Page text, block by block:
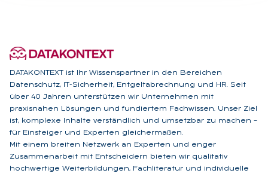
DATAKONTEXT ist Ihr Wissenspartner in den Bereichen
Datenschutz, IT-Sicherheit, Entgeltabrechnung und HR. Seit
über 40 Jahren unterstützen wir Unternehmen mit
praxisnahen Lösungen und fundiertem Fachwissen. Unser Ziel
ist, komplexe Inhalte verständlich und umsetzbar zu machen –
für Einsteiger und Experten gleichermaßen.
Mit einem breiten Netzwerk an Experten und enger
Zusammenarbeit mit Entscheidern bieten wir qualitativ
hochwertige Weiterbildungen, Fachliteratur und individuelle